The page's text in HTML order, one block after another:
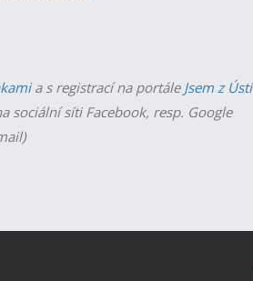
a s registrací na portále Jsem z Ústí
sociální síti Facebook, resp. Google